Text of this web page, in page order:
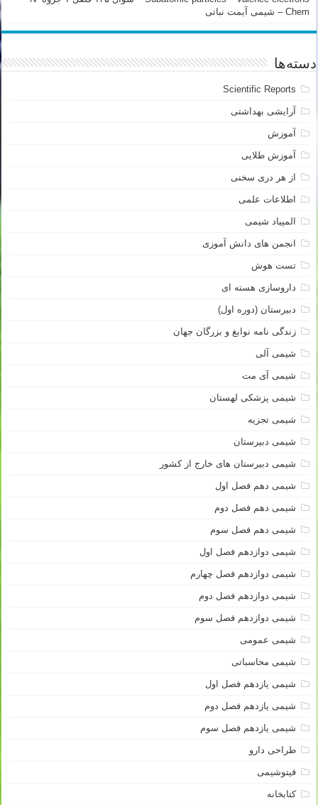
Chem – شیمی آیمت نباتی
دسته‌ها
Scientific Reports
آرایشی بهداشتی
آموزش
آموزش طلایی
از هر دری سخنی
اطلاعات علمی
المپیاد شیمی
انجمن های دانش آموزی
تست هوش
داروسازی هسته ای
دبیرستان (دوره اول)
زندگی نامه نوابغ و بزرگان جهان
شیمی آلی
شیمی آی مت
شیمی پزشکی لهستان
شیمی تجزیه
شیمی دبیرستان
شیمی دبیرستان های خارج از کشور
شیمی دهم فصل اول
شیمی دهم فصل دوم
شیمی دهم فصل سوم
شیمی دوازدهم فصل اول
شیمی دوازدهم فصل چهارم
شیمی دوازدهم فصل دوم
شیمی دوازدهم فصل سوم
شیمی عمومی
شیمی محاسباتی
شیمی یازدهم فصل اول
شیمی یازدهم فصل دوم
شیمی یازدهم فصل سوم
طراحی دارو
فیتوشیمی
کتابخانه